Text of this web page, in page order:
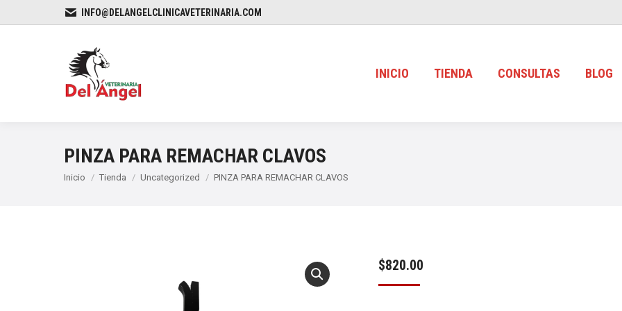
INFO@DELANGELCLINICAVETERINARIA.COM
INICIO TIENDA CONSULTAS BLOG
PINZA PARA REMACHAR CLAVOS
Estás aquí:
Inicio Tienda Uncategorized PINZA PARA REMACHAR CLAVOS
$820.00